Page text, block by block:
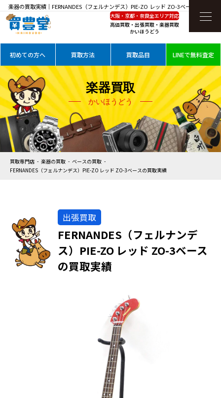
楽器の買取実績｜FERNANDES（フェルナンデス）PIE-ZO レッド ZO-3ベースを高価買
取
大阪・京都・奈良全エリア対応
高価買取・出張買取・楽器買取
かいほうどう
初めての方へ 買取方法 買取品目 LINEで無料査定
楽器買取
かいほうどう
買取専門店 楽器の買取
ベースの買取
FERNANDES（フェルナンデス）PIE-ZO レッド ZO-3ベースの買取実績
出張買取
FERNANDES（フェルナンデ
ス）PIE-ZO レッド ZO-3ベース
の買取実績